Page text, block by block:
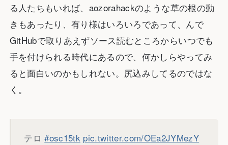
る人たちもいれば、aozorahackのような草の根の動
きもあったり、有り様はいろいろであって、んで
GitHubで取りあえずソース読むところからいつでも
手を付けられる時代にあるので、何かしらやってみ
ると面白いのかもしれない。尻込みしてるのではな
く。
テロ#osc15tk pic.twitter.com/OEa2JYMezY